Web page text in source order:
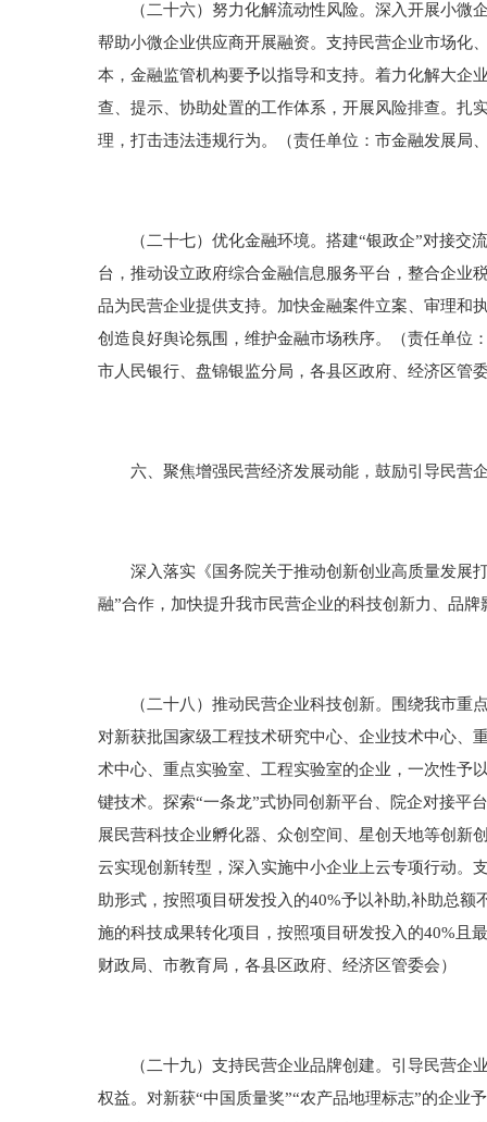
（二十六）努力化解流动性风险。深入开展小微企
帮助小微企业供应商开展融资。支持民营企业市场化
本，金融监管机构要予以指导和支持。着力化解大企
查、提示、协助处置的工作体系，开展风险排查。扎
理，打击违法违规行为。（责任单位：市金融发展局
（二十七）优化金融环境。搭建“银政企”对接交流
台，推动设立政府综合金融信息服务平台，整合企业
品为民营企业提供支持。加快金融案件立案、审理和
创造良好舆论氛围，维护金融市场秩序。（责任单位
市人民银行、盘锦银监分局，各县区政府、经济区管
六、聚焦增强民营经济发展动能，鼓励引导民营
深入落实《国务院关于推动创新创业高质量发展打
融”合作，加快提升我市民营企业的科技创新力、品
（二十八）推动民营企业科技创新。围绕我市重点
对新获批国家级工程技术研究中心、企业技术中心、
术中心、重点实验室、工程实验室的企业，一次性予
键技术。探索“一条龙”式协同创新平台、院企对接平
展民营科技企业孵化器、众创空间、星创天地等创新
云实现创新转型，深入实施中小企业上云专项行动。
助形式，按照项目研发投入的40%予以补助,补助总
施的科技成果转化项目，按照项目研发投入的40%且
财政局、市教育局，各县区政府、经济区管委会）
（二十九）支持民营企业品牌创建。引导民营企业
权益。对新获“中国质量奖”“农产品地理标志”的企业